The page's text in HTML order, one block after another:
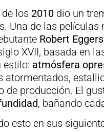
los 2010 dio un
Una de las
Robert Eggers
XVII, basada en
estilo: atmósfera
atormentados,
de producción. El
, bañando
esto en sus